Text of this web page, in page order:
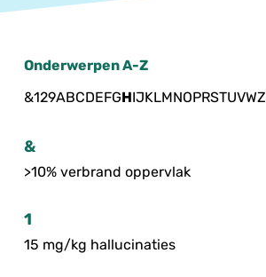
Onderwerpen A-Z
&129ABCDEFGHIJKLMNOPRSTUVWZ
&
>10% verbrand oppervlak
1
15 mg/kg hallucinaties